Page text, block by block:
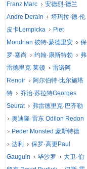
Franz Marc
安德烈·德兰
Andre Derain
塔玛拉·德·伦
皮卡Lempicka
Piet
Mondrian 彼特·蒙德里安
保
罗·塞尚
约翰·康斯特勃
弗
雷德里克·莱顿
雷诺阿
Renoir
阿尔伯特·比尔施塔
特
乔治·苏拉特Georges
Seurat
弗雷德里克·巴齐勒
奥迪隆·雷东 Odilon Redon
Peder Monsted 蒙斯特德
达利
保罗·高更Paul
Gauguin
毕沙罗
大卫·伯